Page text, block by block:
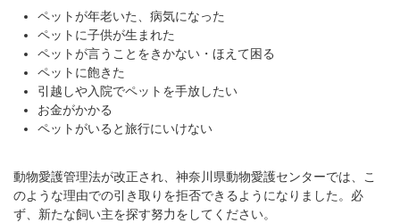
ペットが年老いた、病気になった
ペットに子供が生まれた
ペットが言うことをきかない・ほえて困る
ペットに飽きた
引越しや入院でペットを手放したい
お金がかかる
ペットがいると旅行にいけない
動物愛護管理法が改正され、神奈川県動物愛護センターでは、こ
のような理由での引き取りを拒否できるようになりました。必
ず、新たな飼い主を探す努力をしてください。